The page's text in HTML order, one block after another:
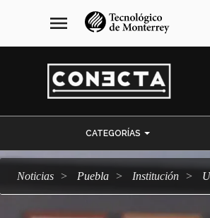
navegación
principal
menu
CATEGORÍAS
Noticias Puebla Institución